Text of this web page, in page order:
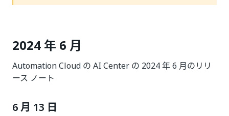
2024 年 6 月
Automation Cloud の AI Center の 2024 年 6 月のリリ
ース ノート
6 月 13 日